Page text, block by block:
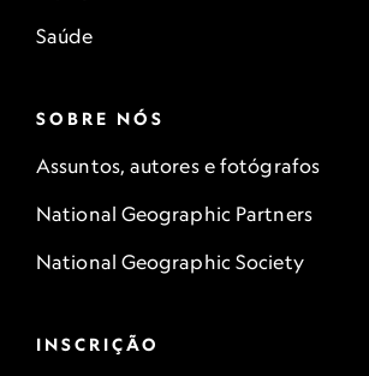
Saúde
SOBRE NÓS
Assuntos, autores e fotógrafos
National Geographic Partners
National Geographic Society
INSCRIÇÃO